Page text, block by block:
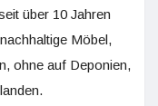
über 10 Jahren
Möbel,
ohne auf Deponien,